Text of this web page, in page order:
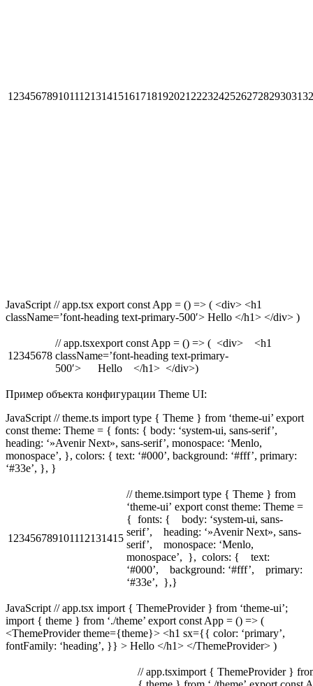
JavaScript // app.tsx export const App = () => ( <div> <h1
className=’font-heading text-primary-500′> Hello </h1> </div> )
12345678
// app.tsxexport const App = () => ( <div> <h1
className=’font-heading text-primary-
500′> Hello </h1> </div>)
Пример объекта конфигурации Theme UI:
JavaScript // theme.ts import type { Theme } from ‘theme-ui’ export
const theme: Theme = { fonts: { body: ‘system-ui, sans-serif’,
heading: ‘»Avenir Next», sans-serif’, monospace: ‘Menlo,
monospace’, }, colors: { text: ‘#000’, background: ‘#fff’, primary:
‘#33e’, }, }
123456789101112131415
// theme.tsimport type { Theme } from
‘theme-ui’ export const theme: Theme =
{ fonts: { body: ‘system-ui, sans-
serif’, heading: ‘»Avenir Next», sans-
serif’, monospace: ‘Menlo,
monospace’, }, colors: { text:
‘#000’, background: ‘#fff’, primary:
‘#33e’, },}
JavaScript // app.tsx import { ThemeProvider } from ‘theme-ui’;
import { theme } from ‘./theme’ export const App = () => (
<ThemeProvider theme={theme}> <h1 sx={{ color: ‘primary’,
fontFamily: ‘heading’, }} > Hello </h1> </ThemeProvider> )
// app.tsximport { ThemeProvider }